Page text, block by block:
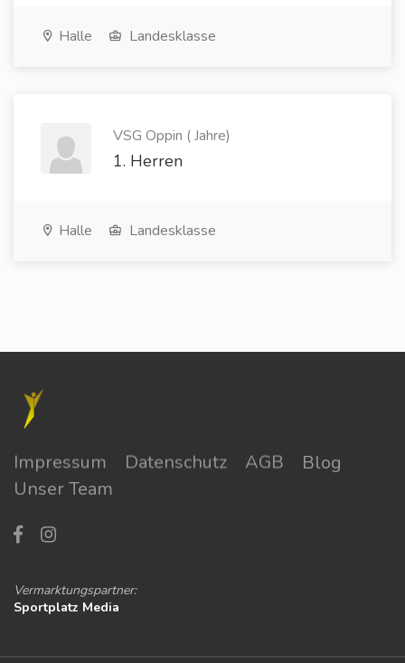
Halle Landesklasse
VSG Oppin ( Jahre)
1. Herren
Halle Landesklasse
Impressum Datenschutz AGB
Blog
Unser Team
Vermarktungspartner:
Sportplatz Media